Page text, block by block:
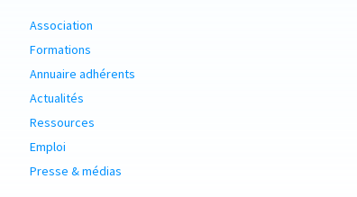
Association
Formations
Annuaire adhérents
Actualités
Ressources
Emploi
Presse & médias